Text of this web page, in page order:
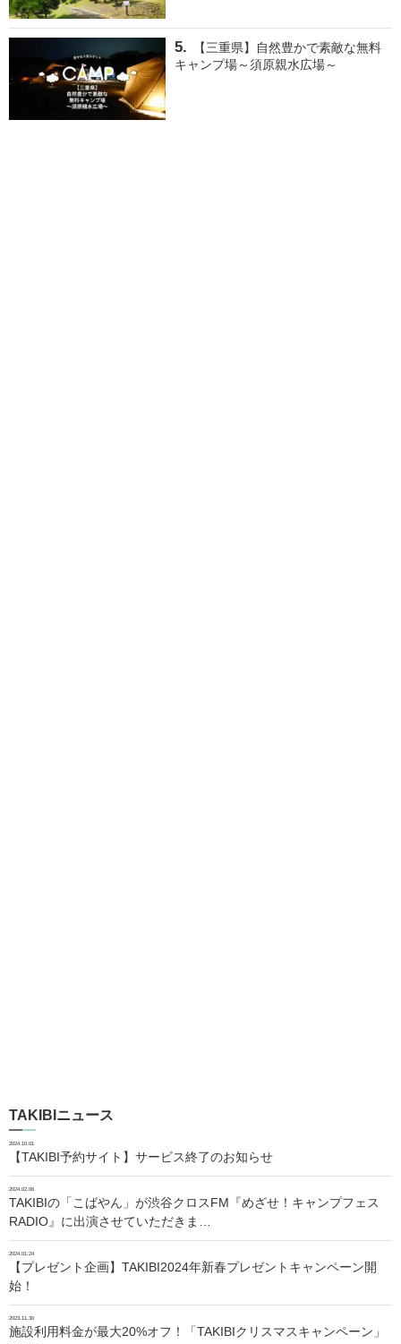
【三重県】自然豊かで素敵な無料
キャンプ場～須原親水広場～
TAKIBIニュース
2024.10.01
【TAKIBI予約サイト】サービス終了のお知らせ
2024.02.06
TAKIBIの「こばやん」が渋谷クロスFM『めざせ！キャンプフェス
RADIO』に出演させていただきま…
2024.01.24
【プレゼント企画】TAKIBI2024年新春プレゼントキャンペーン開
始！
2023.11.30
施設利用料金が最大20%オフ！「TAKIBIクリスマスキャンペーン」